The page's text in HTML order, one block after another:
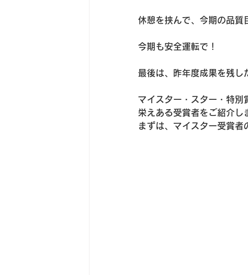
休憩を挟んで、今期の品質
今期も安全運転で！
最後は、昨年度成果を残し
マイスター・スター・特別
栄えある受賞者をご紹介し
まずは、マイスター受賞者